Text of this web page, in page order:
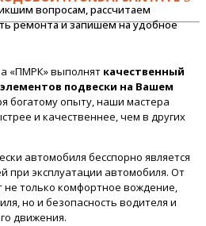
вопросам, рассчитаем
ремонта и запишем на удобное
«ПМРК» выполнят качественный
подвески на Вашем
богатому опыту, наши мастера
и качественнее, чем в других
автомобиля бесспорно является
при эксплуатации автомобиля. От
не только комфортное вождение,
но и безопасность водителя и
движения.